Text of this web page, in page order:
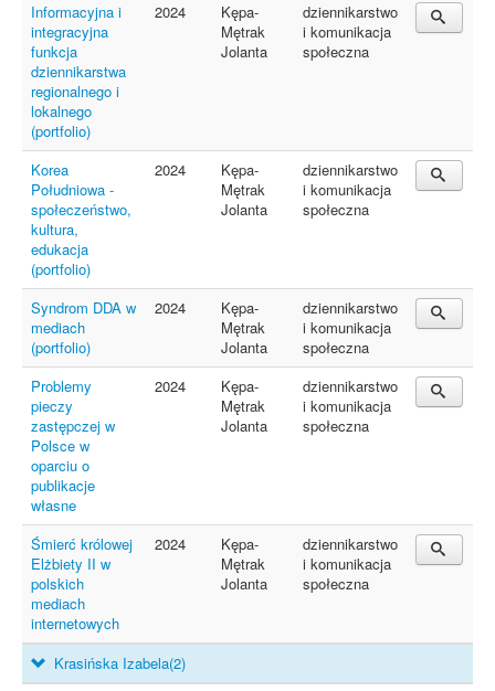
Informacyjna i
integracyjna
funkcja
dziennikarstwa
regionalnego i
lokalnego
(portfolio)
2024
Kępa-
Mętrak
Jolanta
dziennikarstwo
i komunikacja
społeczna
Korea
Południowa -
społeczeństwo,
kultura,
edukacja
(portfolio)
2024
Kępa-
Mętrak
Jolanta
dziennikarstwo
i komunikacja
społeczna
Syndrom DDA w
mediach
(portfolio)
2024
Kępa-
Mętrak
Jolanta
dziennikarstwo
i komunikacja
społeczna
Problemy
pieczy
zastępczej w
Polsce w
oparciu o
publikacje
własne
2024
Kępa-
Mętrak
Jolanta
dziennikarstwo
i komunikacja
społeczna
Śmierć królowej
Elżbiety II w
polskich
mediach
internetowych
2024
Kępa-
Mętrak
Jolanta
dziennikarstwo
i komunikacja
społeczna
Krasińska Izabela(2)